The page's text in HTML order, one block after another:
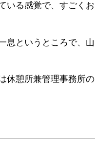
いる感覚で、すごくお
息というところで、山
休憩所兼管理事務所の